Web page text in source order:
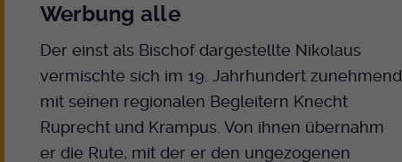
Werbung alle
Der einst als Bischof dargestellte Nikolaus
vermischte sich im 19. Jahrhundert zunehmend
mit seinen regionalen Begleitern Knecht
Ruprecht und Krampus. Von ihnen übernahm
er die Rute, mit der er den ungezogenen